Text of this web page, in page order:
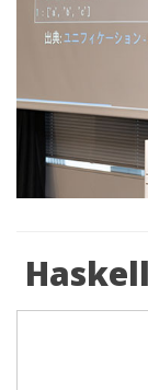
Haskell